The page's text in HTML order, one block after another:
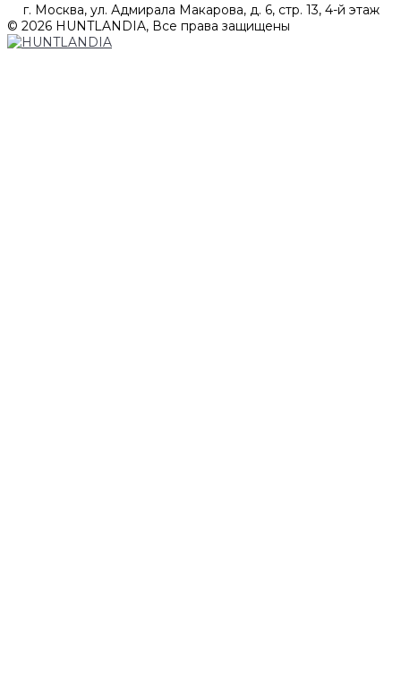
г. Москва, ул. Адмирала Макарова, д. 6, стр. 13, 4-й этаж
© 2026 HUNTLANDIA, Все права защищены